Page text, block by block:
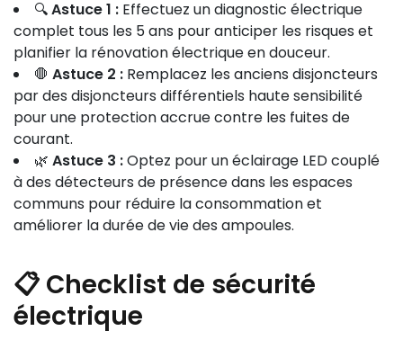
d’incendie ou d’électrocution.
garantissent également une meilleure longévité et
un éclairage de qualité. Ce type d’installation
s’intègre parfaitement à la domotique pour un
contrôle optimisé et des économies d’énergie
maximales.
🔍Astuce 1 : Effectuez un diagnostic électrique
complet tous les 5 ans pour anticiper les risques et
planifier la rénovation électrique en douceur.
🛑 Astuce 2 : Remplacez les anciens disjoncteurs
par des disjoncteurs différentiels haute sensibilité
pour une protection accrue contre les fuites de
courant.
🌿 Astuce 3 :Optez pour un éclairage LED couplé
à des détecteurs de présence dans les espaces
communs pour réduire la consommation et
améliorer la durée de vie des ampoules.
📋 Checklist de sécurité
électrique